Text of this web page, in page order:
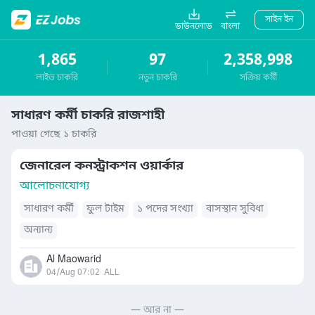
ডাউনলোড বাংলা
সাইন ইন
1,865
লাইভ চাকরি
97
নতুন চাকরি
2,358,998
সক্রিয় কর্মী
সাধারণ কর্মী চাকরি রাজশাহী
পাওয়া গেছে ১ চাকরি
জেনারেল কনস্ট্রাকশন ওয়ার্কার
আলোচনাযোগ্য
সাধারণ কর্মী ফুল টাইম ১ পদের সংখ্যা
বাসস্থান সুবিধা
অন্যান্য
Al Maowarid
04/Aug 07:02 ALL
— আর না —